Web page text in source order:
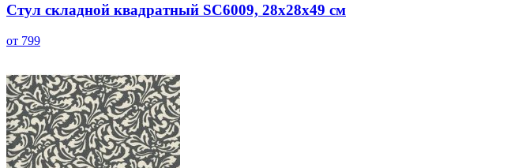
Стул складной квадратный SC6009, 28x28x49 см
от 799